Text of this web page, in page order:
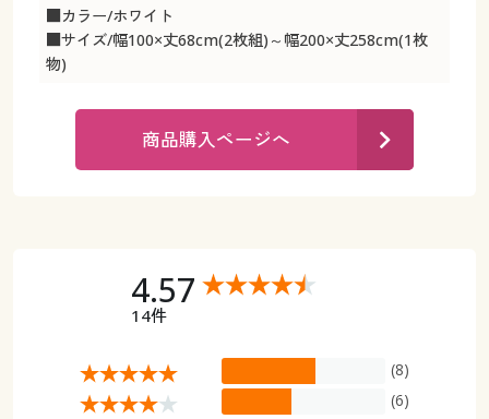
マイページ
お気に入り
よくある質問とお問い合わせ
閲覧履歴
■カラー/ホワイト
■サイズ/幅100×丈68cm(2枚組)～幅200×丈258cm(1枚
物)
商品購入ページへ
4.57
14件
(8)
(6)